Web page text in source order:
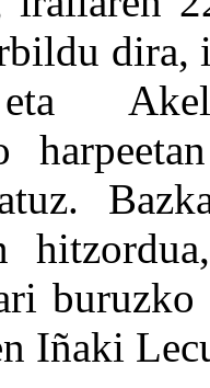
dira,
buruzko
Iñaki